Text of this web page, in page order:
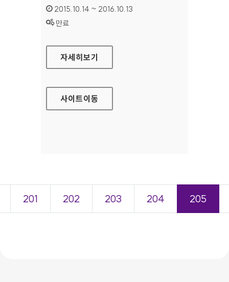
인증기간 :
2015.10.14 ~ 2016.10.13
상태 :
만료
국립나주병원 홈페이지
자세히보기
사이트이동
201 202 203 204 205